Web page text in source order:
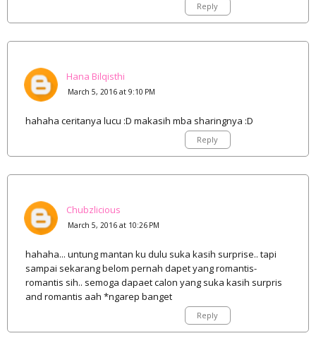
Reply
Hana Bilqisthi
March 5, 2016 at 9:10 PM
hahaha ceritanya lucu :D makasih mba sharingnya :D
Reply
Chubzlicious
March 5, 2016 at 10:26 PM
hahaha... untung mantan ku dulu suka kasih surprise.. tapi
sampai sekarang belom pernah dapet yang romantis-
romantis sih.. semoga dapaet calon yang suka kasih surpris
and romantis aah *ngarep banget
Reply